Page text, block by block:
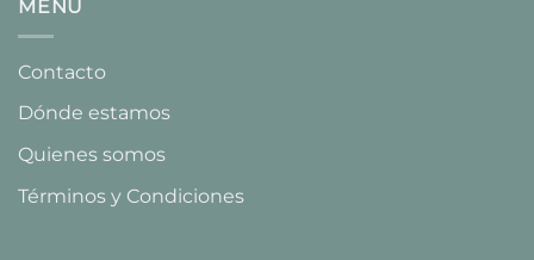
MENÚ
Contacto
Dónde estamos
Quienes somos
Términos y Condiciones